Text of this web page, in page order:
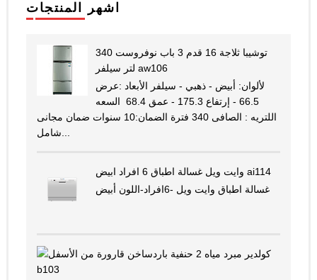
اشهر المنتجات
توشيبا ثلاجة 16 قدم 3 باب نوفروست 340
لتر سيلفر aw106
لألوان: أبيض - ذهبي - سيلفر الأبعاد :عرض
66.5 - إرتفاع 175.3 - عمق 68.4 السعه
اللتريه : الصافى 340 فترة الضمان:10 سنوات ضمان مجانى
وايت ويل غسالة اطباق 6 افراد ابيض ai114
غسالة اطباق وايت ويل -6افراد-اللون أبيض